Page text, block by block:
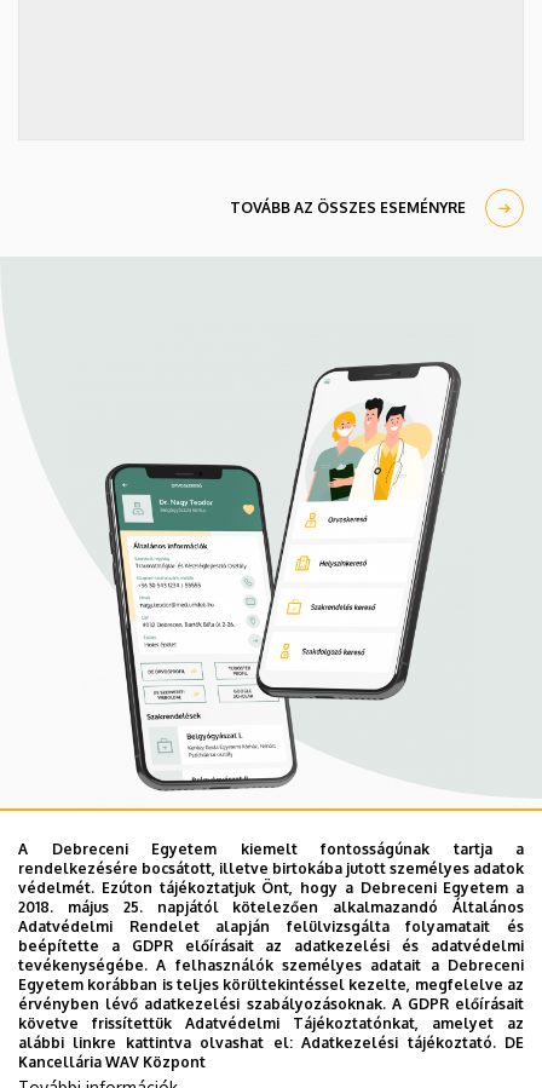
TOVÁBB AZ ÖSSZES ESEMÉNYRE
Mobil App
UD Mediversity app
Az UD Mediversity mobilalkalmazás a Debreceni Egyetem
előremutató fejlesztése, melynek célja, hogy a betegek
és a hozzátartozók egyszerűen, gyorsan
eligazodhassanak a Klinikai Központ szolgáltatásai
között, mert az Ön egészsége a mi prioritásunk. A
A Debreceni Egyetem kiemelt fontosságúnak tartja a
rendelkezésére bocsátott, illetve birtokába jutott személyes adatok
védelmét. Ezúton tájékoztatjuk Önt, hogy a Debreceni Egyetem a
2018. május 25. napjától kötelezően alkalmazandó Általános
Adatvédelmi Rendelet alapján felülvizsgálta folyamatait és
beépítette a GDPR előírásait az adatkezelési és adatvédelmi
tevékenységébe. A felhasználók személyes adatait a Debreceni
Egyetem korábban is teljes körültekintéssel kezelte, megfelelve az
érvényben lévő adatkezelési szabályozásoknak. A GDPR előírásait
követve frissítettük Adatvédelmi Tájékoztatónkat, amelyet az
alábbi linkre kattintva olvashat el:Adatkezelési tájékoztató. DE
Kancellária WAV Központ